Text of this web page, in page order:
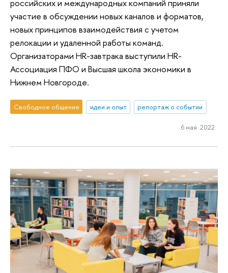
российских и международных компаний приняли
участие в обсуждении новых каналов и форматов,
новых принципов взаимодействия с учетом
релокации и удаленной работы команд.
Организаторами HR-завтрака выступили HR-
Ассоциация ПФО и Высшая школа экономики в
Нижнем Новгороде.
Свободное общение идеи и опыт репортаж о событии
6 мая 2022